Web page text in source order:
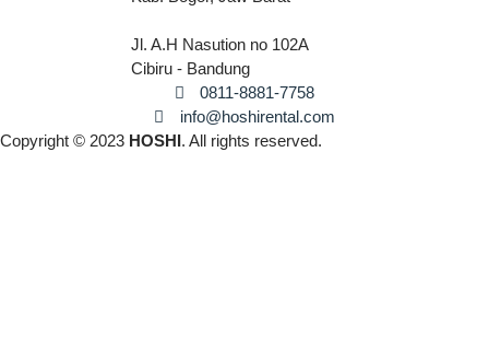
Jl. A.H Nasution no 102A
Cibiru - Bandung
0811-8881-7758
info@hoshirental.com
Copyright © 2023 HOSHI. All rights reserved.